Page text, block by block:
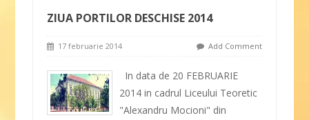
ZIUA PORTILOR DESCHISE 2014
17 februarie 2014 Add Comment
In data de 20 FEBRUARIE
2014 in cadrul Liceului Teoretic
"Alexandru Mocioni" din